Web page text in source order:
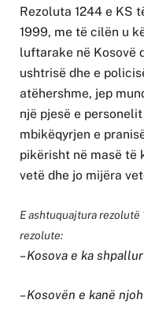
Rezoluta 1244 e KS
1999, me të cilën u
luftarake në Kosovë
ushtrisë dhe e
atëhershme, jep
një pjesë e
mbikëqyrjen e
pikërisht në masë të
vetë dhe jo mijëra
E ashtuquajtura rezolutë
rezolute:
– Kosova e ka
– Kosovën e kanë